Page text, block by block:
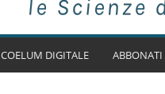
COELUM DIGITALE ABBONATI